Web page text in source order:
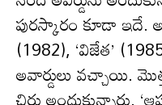
పురస్కారం కూడా ఇదే.
(1982), ‘విజేత’
అవార్డులు వచ్చాయి.